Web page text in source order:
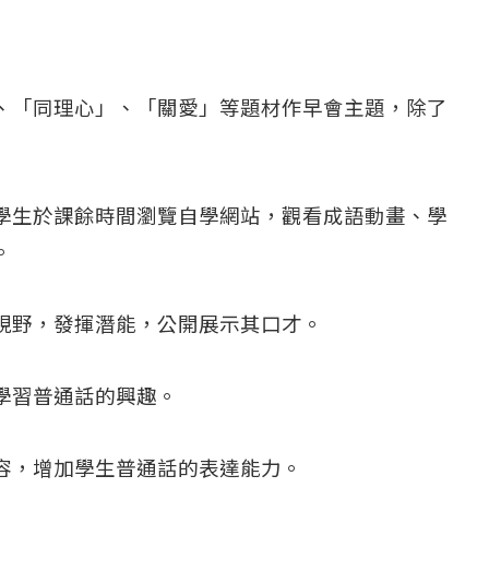
同理心」、「關愛」等題材作早會主題，除了
於課餘時間瀏覽自學網站，觀看成語動畫、學
，發揮潛能，公開展示其口才。
普通話的興趣。
增加學生普通話的表達能力。